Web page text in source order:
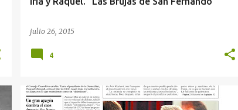
julio 26, 2015
4
AGENDA DEL CRIMEN ANESTESISTA